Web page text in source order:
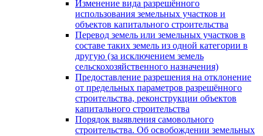
Изменение вида разрешённого
использования земельных участков и
объектов капитального строительства
Перевод земель или земельных участков в
составе таких земель из одной категории в
другую (за исключением земель
сельскохозяйственного назначения)
Предоставление разрешения на отклонение
от предельных параметров разрешённого
строительства, реконструкции объектов
капитального строительства
Порядок выявления самовольного
строительства. Об освобождении земельных